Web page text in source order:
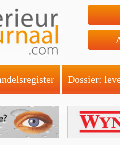
Dossier: